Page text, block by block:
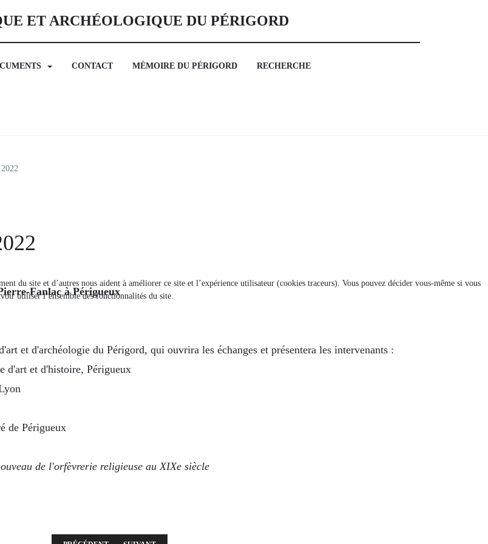
ET ARCHÉOLOGIQUE DU PÉRIGORD
CONTACT MÉMOIRE DU PÉRIGORD RECHERCHE
Fanlac à Périgueux
et d'archéologie du Périgord, qui ouvrira les échanges et présentera les intervenants :
d'art et d'histoire, Périgueux
de Périgueux
de l'orfèvrerie religieuse au XIXe siècle
du site et d’autres nous aident à améliorer ce site et l’expérience utilisateur (cookies traceurs). Vous pouvez décider vous-même si vous
utiliser l’ensemble des fonctionnalités du site.